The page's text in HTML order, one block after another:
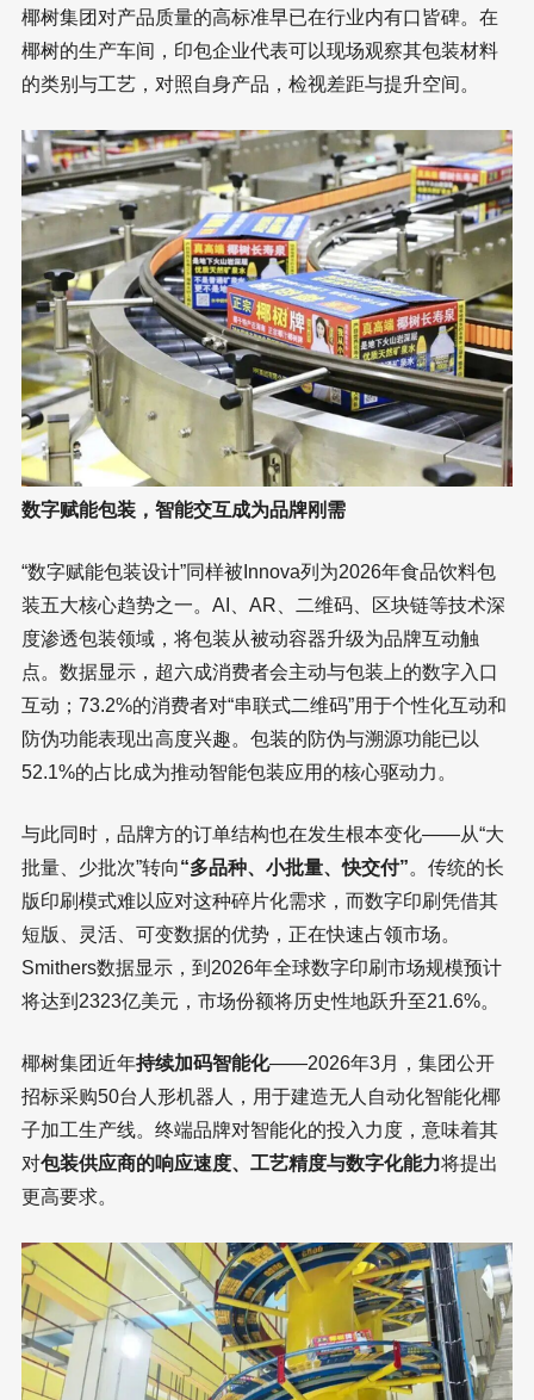
椰树集团对产品质量的高标准早已在行业内有口皆碑。在
椰树的生产车间，印包企业代表可以现场观察其包装材料
的类别与工艺，对照自身产品，检视差距与提升空间。
数字赋能包装，智能交互成为品牌刚需
“数字赋能包装设计”同样被Innova列为2026年食品饮料包
装五大核心趋势之一。AI、AR、二维码、区块链等技术深
度渗透包装领域，将包装从被动容器升级为品牌互动触
点。数据显示，超六成消费者会主动与包装上的数字入口
互动；73.2%的消费者对“串联式二维码”用于个性化互动和
防伪功能表现出高度兴趣。包装的防伪与溯源功能已以
52.1%的占比成为推动智能包装应用的核心驱动力。
与此同时，品牌方的订单结构也在发生根本变化——从“大
批量、少批次”转向“多品种、小批量、快交付”。传统的长
版印刷模式难以应对这种碎片化需求，而数字印刷凭借其
短版、灵活、可变数据的优势，正在快速占领市场。
Smithers数据显示，到2026年全球数字印刷市场规模预计
将达到2323亿美元，市场份额将历史性地跃升至21.6%。
椰树集团近年持续加码智能化——2026年3月，集团公开
招标采购50台人形机器人，用于建造无人自动化智能化椰
子加工生产线。终端品牌对智能化的投入力度，意味着其
对包装供应商的响应速度、工艺精度与数字化能力将提出
更高要求。